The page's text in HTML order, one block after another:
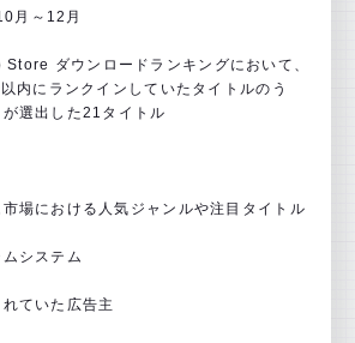
月～12月
ダウンロードランキングにおいて、
内にランクインしていたタイトルのう
選出した21タイトル
市場における人気ジャンルや注目タイトル
システム
ていた広告主